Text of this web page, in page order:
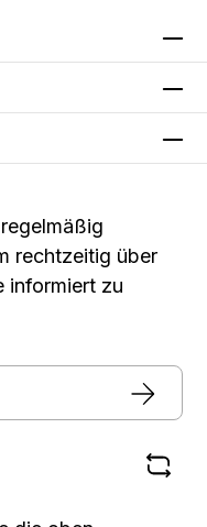
rechtzeitig über
informiert zu